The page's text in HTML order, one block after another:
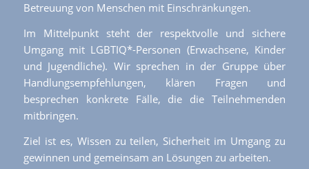
Betreuung von Menschen mit Einschränkungen.
Im Mittelpunkt steht der respektvolle und sichere
Umgang mit LGBTIQ*-Personen (Erwachsene, Kinder
und Jugendliche). Wir sprechen in der Gruppe über
Handlungsempfehlungen, klären Fragen und
besprechen konkrete Fälle, die die Teilnehmenden
mitbringen.
Ziel ist es, Wissen zu teilen, Sicherheit im Umgang zu
gewinnen und gemeinsam an Lösungen zu arbeiten.